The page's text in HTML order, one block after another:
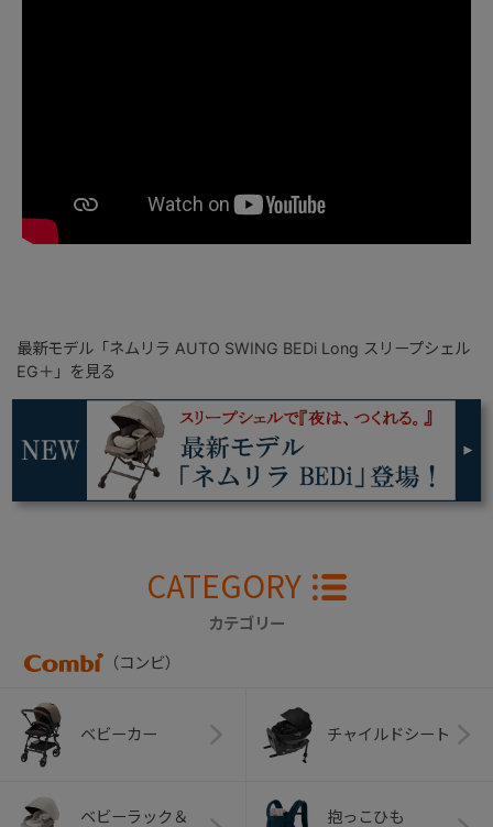
最新モデル「ネムリラ AUTO SWING BEDi Long スリープシェル
EG＋」を見る
CATEGORY
カテゴリー
（コンビ）
ベビーカー チャイルドシート
ベビーラック＆ 抱っこひも